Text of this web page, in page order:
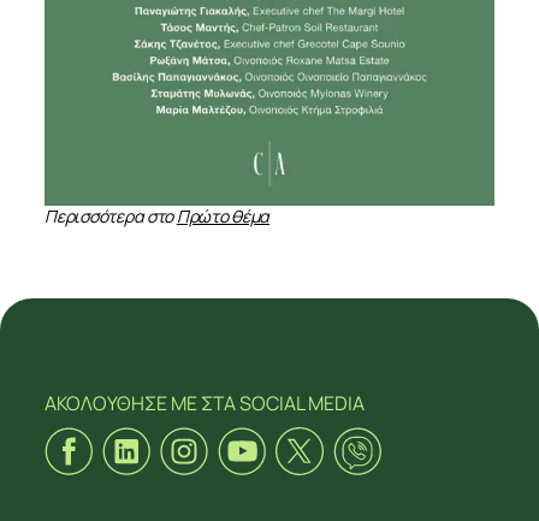
Περισσότερα στοΠρώτο θέμα
ΑΚΟΛΟΥΘΗΣΕ ΜΕΣΤΑ SOCIAL MEDIA